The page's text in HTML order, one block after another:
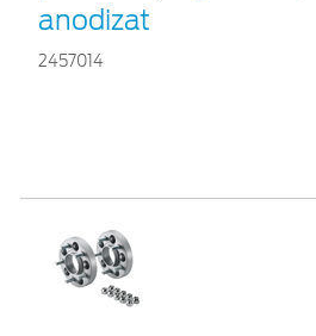
anodizat
2457014